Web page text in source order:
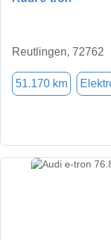
Reutlingen, 72762
51.170 km